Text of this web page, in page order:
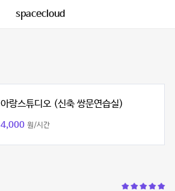
spacecloud
아랑스튜디오 (신축 쌍문연습실)
4,000 원/시간